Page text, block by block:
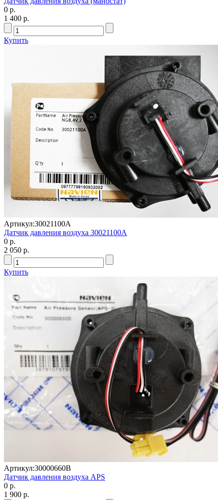
0 р.
1 400 р.
Купить
Артикул:30021100А
Датчик давления воздуха 30021100А
0 р.
2 050 р.
Купить
Артикул:30000660B
Датчик давления воздуха APS
0 р.
1 900 р.